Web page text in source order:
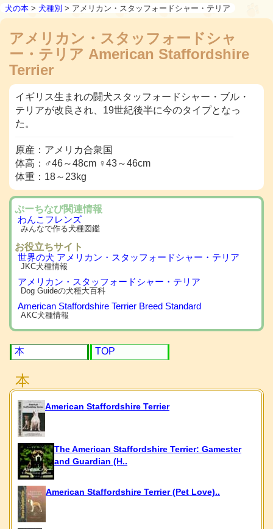
犬の本 > 犬種別 > アメリカン・スタッフォードシャー・テリア
アメリカン・スタッフォードシャ
ー・テリア American Staffordshire
Terrier
イギリス生まれの闘犬スタッフォードシャー・ブル・
テリアが改良され、19世紀後半に今のタイプとなっ
た。
原産：アメリカ合衆国
体高：♂46～48cm ♀43～46cm
体重：18～23kg
ぷーちなび関連情報
わんこフレンズ
みんなで作る犬種図鑑
お役立ちサイト
世界の犬 アメリカン・スタッフォードシャー・テリア
JKC犬種情報
アメリカン・スタッフォードシャー・テリア
Dog Guideの犬種大百科
American Staffordshire Terrier Breed Standard
AKC犬種情報
本 TOP
本
American Staffordshire Terrier
The American Staffordshire Terrier: Gamester
and Guardian (H..
American Staffordshire Terrier (Pet Love)..